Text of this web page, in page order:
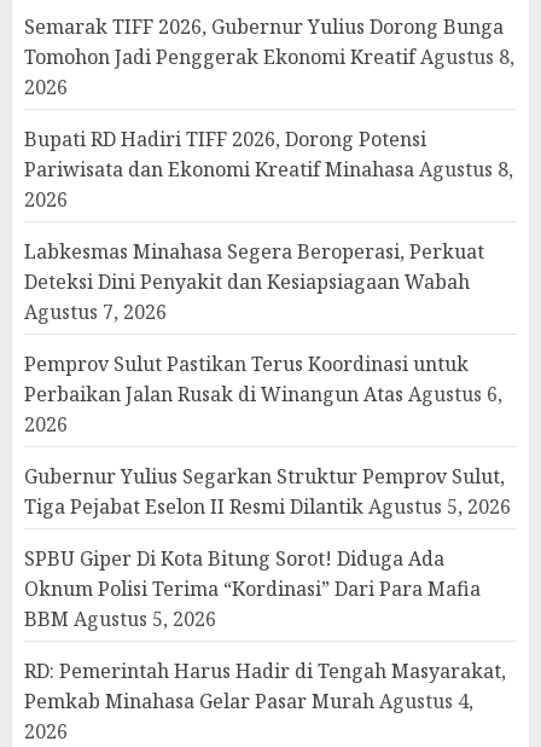
Semarak TIFF 2026, Gubernur Yulius Dorong Bunga
Tomohon Jadi Penggerak Ekonomi KreatifAgustus 8,
2026
Bupati RD Hadiri TIFF 2026, Dorong Potensi
Pariwisata dan Ekonomi Kreatif MinahasaAgustus 8,
2026
Labkesmas Minahasa Segera Beroperasi, Perkuat
Deteksi Dini Penyakit dan Kesiapsiagaan Wabah
Agustus 7, 2026
Pemprov Sulut Pastikan Terus Koordinasi untuk
Perbaikan Jalan Rusak di Winangun Atas Agustus 6,
2026
Gubernur Yulius Segarkan Struktur Pemprov Sulut,
Tiga Pejabat Eselon II Resmi DilantikAgustus 5, 2026
SPBU Giper Di Kota Bitung Sorot! Diduga Ada
Oknum Polisi Terima “Kordinasi” Dari Para Mafia
BBM Agustus 5, 2026
RD: Pemerintah Harus Hadir di Tengah Masyarakat,
Pemkab Minahasa Gelar Pasar MurahAgustus 4,
2026